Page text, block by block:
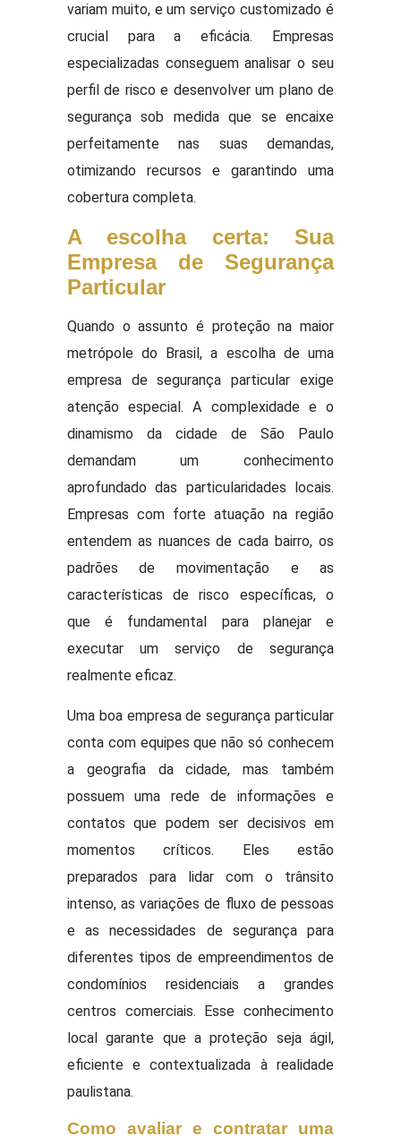
variam muito, e um serviço customizado é
crucial para a eficácia. Empresas
especializadas conseguem analisar o seu
perfil de risco e desenvolver um plano de
segurança sob medida que se encaixe
perfeitamente nas suas demandas,
otimizando recursos e garantindo uma
cobertura completa.
A escolha certa: Sua
Empresa de Segurança
Particular
Quando o assunto é proteção na maior
metrópole do Brasil, a escolha de uma
empresa de segurança particular exige
atenção especial. A complexidade e o
dinamismo da cidade de São Paulo
demandam um conhecimento
aprofundado das particularidades locais.
Empresas com forte atuação na região
entendem as nuances de cada bairro, os
padrões de movimentação e as
características de risco específicas, o
que é fundamental para planejar e
executar um serviço de segurança
realmente eficaz.
Uma boa empresa de segurança particular
conta com equipes que não só conhecem
a geografia da cidade, mas também
possuem uma rede de informações e
contatos que podem ser decisivos em
momentos críticos. Eles estão
preparados para lidar com o trânsito
intenso, as variações de fluxo de pessoas
e as necessidades de segurança para
diferentes tipos de empreendimentos de
condomínios residenciais a grandes
centros comerciais. Esse conhecimento
local garante que a proteção seja ágil,
eficiente e contextualizada à realidade
paulistana.
Como avaliar e contratar uma